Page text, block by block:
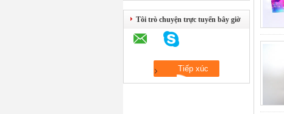
Tôi trò chuyện trực tuyến bây giờ